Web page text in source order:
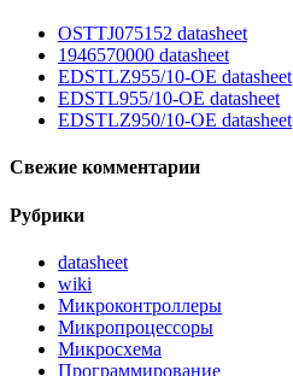
OSTTJ075152 datasheet
1946570000 datasheet
EDSTLZ955/10-OE datasheet
EDSTL955/10-OE datasheet
EDSTLZ950/10-OE datasheet
Свежие комментарии
Рубрики
datasheet
wiki
Микроконтроллеры
Микропроцессоры
Микросхема
Программирование